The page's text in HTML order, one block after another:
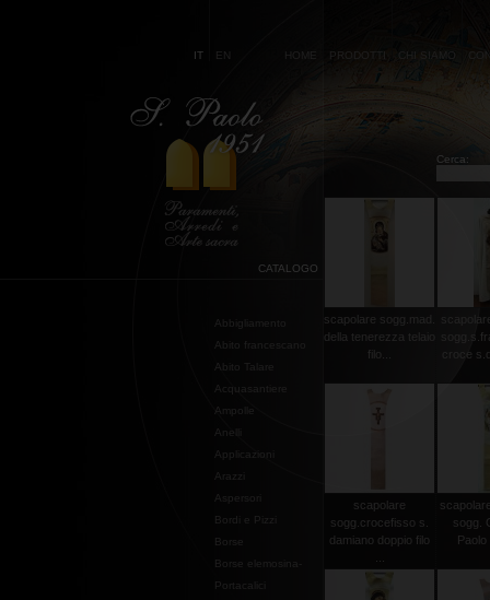
IT EN HOME PRODOTTI CHI SIAMO
Cerca:
CATALOGO
Abbigliamento
Abito francescano
Abito Talare
Acquasantiere
Ampolle
Anelli
Applicazioni
Arazzi
Aspersori
Bordi e Pizzi
Borse
Borse elemosina-
Portacalici
scapolare sogg.mad.
della tenerezza telaio
filo...
croce
scapolare
sogg.crocefisso s.
damiano doppio filo
sogg.
Paolo